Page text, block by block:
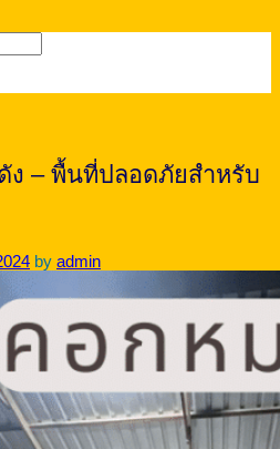
ง – พื้นที่ปลอดภัยสำหรับ
by admin